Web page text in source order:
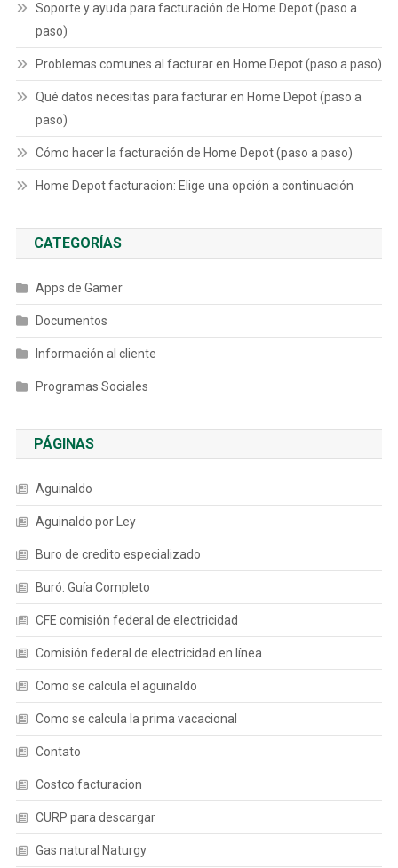
Soporte y ayuda para facturación de Home Depot (paso a
paso)
Problemas comunes al facturar en Home Depot (paso a paso)
Qué datos necesitas para facturar en Home Depot (paso a
paso)
Cómo hacer la facturación de Home Depot (paso a paso)
Home Depot facturacion: Elige una opción a continuación
CATEGORÍAS
Apps de Gamer
Documentos
Información al cliente
Programas Sociales
PÁGINAS
Aguinaldo
Aguinaldo por Ley
Buro de credito especializado
Buró: Guía Completo
CFE comisión federal de electricidad
Comisión federal de electricidad en línea
Como se calcula el aguinaldo
Como se calcula la prima vacacional
Contato
Costco facturacion
CURP para descargar
Gas natural Naturgy